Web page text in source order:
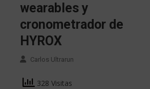
wearables y
cronometrador de
HYROX
Carlos Ultrarun
328 Visitas